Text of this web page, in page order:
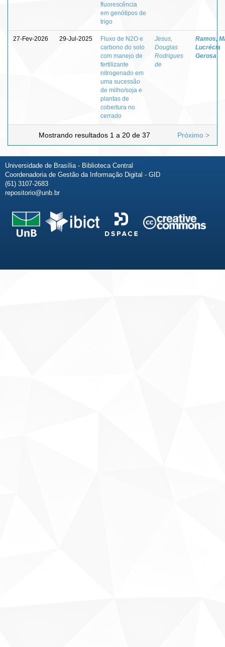
fluorescência
em genótipos de
trigo
27-Fev-2026 29-Jul-2025
Fluxo de N2O e
carbono do solo
com manejo de
fertilizante
nitrogenado em
uma sucessão
de milho/soja e
plantas de
cobertura no
cerrado
Jesus,
Douglas
Rodrigues
de
Ramos,
Lucrécia
Gerosa
Mostrando resultados 1 a 20 de 37 Próximo >
Universidade de Brasília - Biblioteca Central
Coordenadoria de Gestão da Informação Digital - GID
(61) 3107-2683
repositorio@unb.br